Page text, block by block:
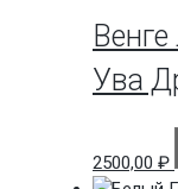
Ува
2500,00 ₽